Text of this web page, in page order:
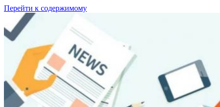
Перейти к содержимому